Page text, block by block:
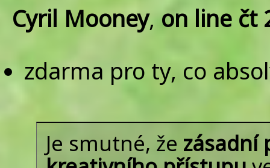
Cyril Mooney,on line čt
zdarma pro ty, co
Je smutné, že zásadní